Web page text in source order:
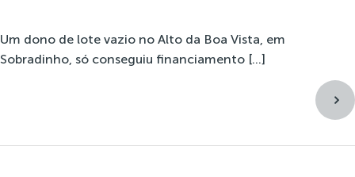
Um dono de lote vazio no Alto da Boa Vista, em
Sobradinho, só conseguiu financiamento […]